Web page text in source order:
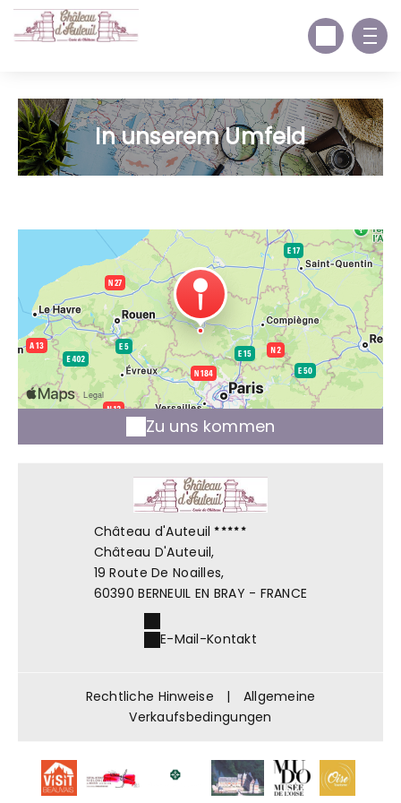
In unserem Umfeld
Zu uns kommen
Château d'Auteuil
Château D'Auteuil,
19 Route De Noailles,
60390 BERNEUIL EN BRAY - FRANCE
E-Mail-Kontakt
Rechtliche Hinweise |
Allgemeine
Verkaufsbedingungen